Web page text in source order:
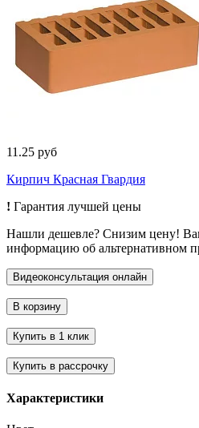
11.25 руб
Кирпич Красная Гвардия
! Гарантия лучшей цены
Нашли дешевле? Снизим цену!
информацию об альтернативном
Характеристики